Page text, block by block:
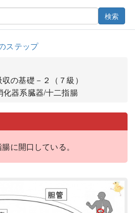
検索
ステップ
の基礎－２（７級）
化器系臓器/十二指腸
に開口している。